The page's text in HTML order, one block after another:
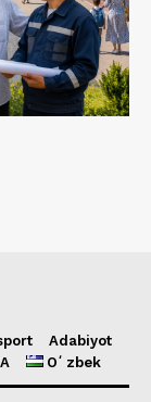
Adabiyot
Oʻzbek